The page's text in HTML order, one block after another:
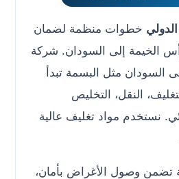
خطوات منظمة لضمان
إلى السودان. شركة
مثل البسمة تبدأ
النقل، التخليص
نستخدم مواد تغليف عالية
وصول الأغراض بأمان،